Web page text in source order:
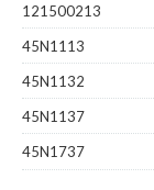
121500213
45N1113
45N1132
45N1137
45N1737